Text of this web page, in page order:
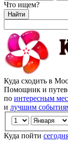
Что ищем?
Найти
Куда сходить в
Помощник и
по интересным
и лучшим
Куда пойти